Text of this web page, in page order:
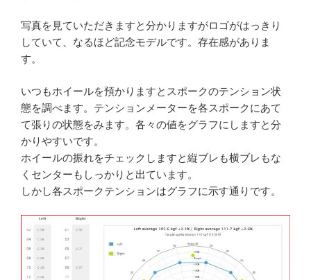
写真を見ていただきますと分かりますがロゴがはっきり
していて、なるほど記念モデルです。存在感がありま
す。
いつもホイールを預かりますとスポークのテンション状
態を調べます。テンションメーターを各スポークにあて
て張りの状態をみます。各々の値をグラフにしますと分
かりやすいです。
ホイールの振れをチェックしますと縦ブレも横ブレもな
くセンターもしっかりと出ています。
しかし各スポークテンションはグラフに示す通りです。